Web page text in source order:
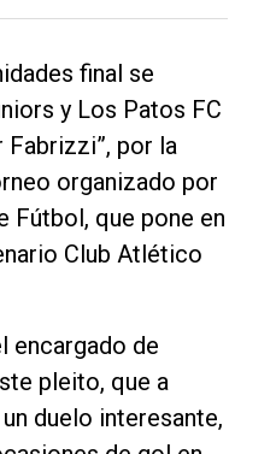
final se
y Los Patos FC
Fabrizzi”, por la
organizado por
Fútbol, que pone en
Club Atlético
encargado de
pleito, que a
duelo interesante,